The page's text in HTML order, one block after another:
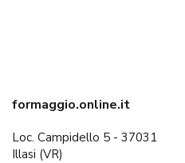
formaggio.online.it
Loc. Campidello 5 - 37031
Illasi (VR)